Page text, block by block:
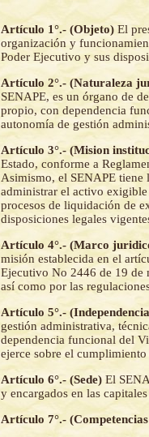
Artículo 1°.- (Objeto) El
organización y
Poder Ejecutivo y sus
Artículo 2°.- (Naturaleza
SENAPE, es un órgano de
propio, con dependencia
autonomía de gestión
Artículo 3°.- (Mision
Estado, conforme a
Asimismo, el SENAPE tiene
administrar el activo
procesos de liquidación de
disposiciones legales
Artículo 4°.- (Marco
misión establecida en el
Ejecutivo No 2446 de 19 de
así como por las
Artículo 5°.-
gestión administrativa,
dependencia funcional del
ejerce sobre el
Artículo 6°.- (Sede) El
y encargados en las
Artículo 7°.-